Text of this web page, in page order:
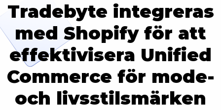
Tradebyte integreras
med Shopify för att
effektivisera Unified
Commerce för mode-
och livsstilsmärken